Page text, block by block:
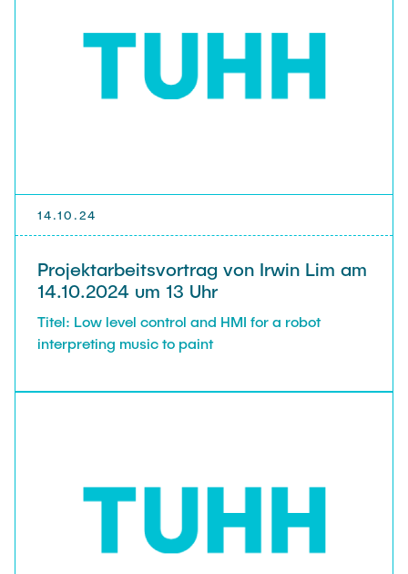
14.10.24
Projektarbeitsvortrag von Irwin Lim am
14.10.2024 um 13 Uhr
Titel: Low level control and HMI for a robot
interpreting music to paint